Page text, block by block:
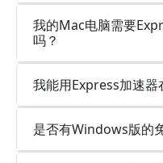
我的Mac电脑需要
吗？
我能用Express加速
是否有Windows版的